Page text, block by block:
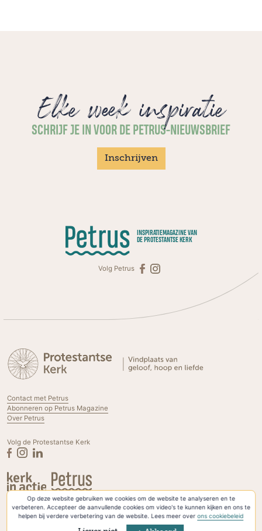
Op deze website gebruiken we cookies om de website te analyseren en te
verbeteren. Accepteer de aanvullende cookies om video's te kunnen kijken en ons te
helpen bij verdere verbetering van de website. Lees meer overons cookiebeleid
Elke week inspiratie
SCHRIJF JE IN VOOR DE PETRUS-NIEUWSBRIEF
Inschrijven
INSPIRATIEMAGAZINE VAN
DE PROTESTANTSE KERK
Volg Petrus
Contact met Petrus
Abonneren op Petrus Magazine
Over Petrus
Volg de Protestantse Kerk
Privacyverklaring & Cookies